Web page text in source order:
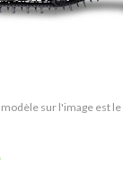
sur l'image est